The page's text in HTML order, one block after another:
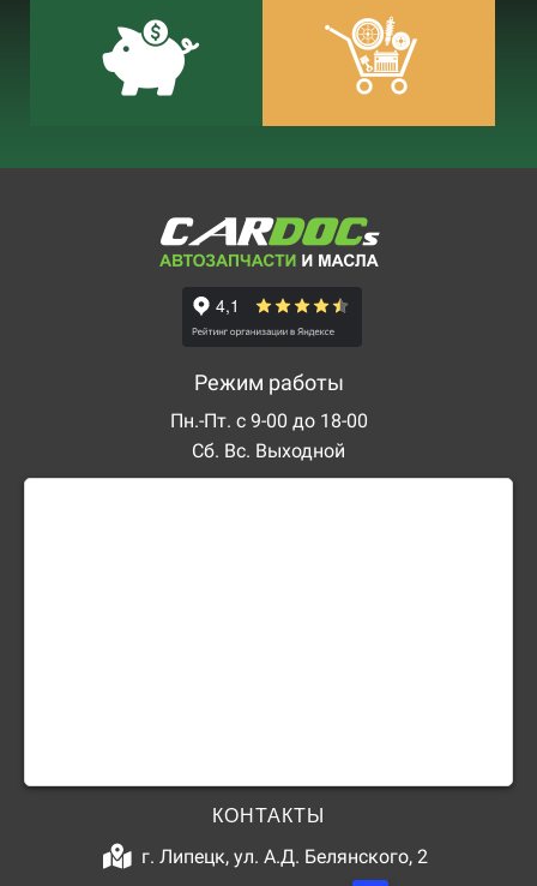
Режим работы
Пн.-Пт. с 9-00 до 18-00
Сб. Вс. Выходной
КОНТАКТЫ
г. Липецк, ул. А.Д. Белянского, 2